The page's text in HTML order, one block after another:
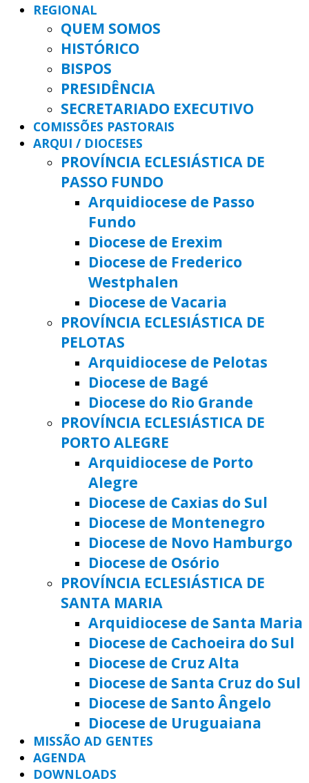
REGIONAL
QUEM SOMOS
HISTÓRICO
BISPOS
PRESIDÊNCIA
SECRETARIADO EXECUTIVO
COMISSÕES PASTORAIS
ARQUI / DIOCESES
PROVÍNCIA ECLESIÁSTICA DE
PASSO FUNDO
Arquidiocese de Passo
Fundo
Diocese de Erexim
Diocese de Frederico
Westphalen
Diocese de Vacaria
PROVÍNCIA ECLESIÁSTICA DE
PELOTAS
Arquidiocese de Pelotas
Diocese de Bagé
Diocese do Rio Grande
PROVÍNCIA ECLESIÁSTICA DE
PORTO ALEGRE
Arquidiocese de Porto
Alegre
Diocese de Caxias do Sul
Diocese de Montenegro
Diocese de Novo Hamburgo
Diocese de Osório
PROVÍNCIA ECLESIÁSTICA DE
SANTA MARIA
Arquidiocese de Santa Maria
Diocese de Cachoeira do Sul
Diocese de Cruz Alta
Diocese de Santa Cruz do Sul
Diocese de Santo Ângelo
Diocese de Uruguaiana
MISSÃO AD GENTES
AGENDA
DOWNLOADS